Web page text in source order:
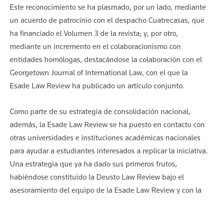
Este reconocimiento se ha plasmado, por un lado, mediante
un acuerdo de patrocinio con el despacho Cuatrecasas, que
ha financiado el Volumen 3 de la revista; y, por otro,
mediante un incremento en el colaboracionismo con
entidades homólogas, destacándose la colaboración con el
Georgetown Journal of International Law, con el que la
Esade Law Review ha publicado un artículo conjunto.
Como parte de su estrategia de consolidación nacional,
además, la Esade Law Review se ha puesto en contacto con
otras universidades e instituciones académicas nacionales
para ayudar a estudiantes interesados a replicar la iniciativa.
Una estrategia que ya ha dado sus primeros frutos,
habiéndose constituido la Deusto Law Review bajo el
asesoramiento del equipo de la Esade Law Review y con la